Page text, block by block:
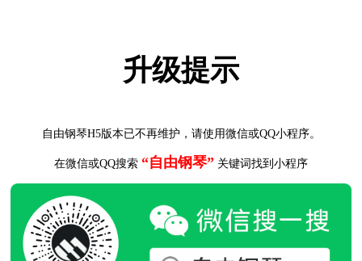
升级提示
自由钢琴H5版本已不再维护，请使用微信或QQ小程序。
在微信或QQ搜索 “自由钢琴” 关键词找到小程序